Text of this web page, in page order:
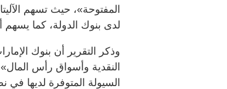
المفتوحة»، حيث تسهم
لدى بنوك الدولة، كما يسهم
وذكر التقرير أن بنوك
النقدية وأسواق رأس
السيولة المتوفرة لديها